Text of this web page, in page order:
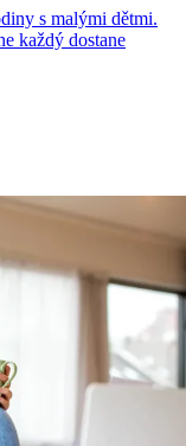
s malými dětmi.
každý dostane